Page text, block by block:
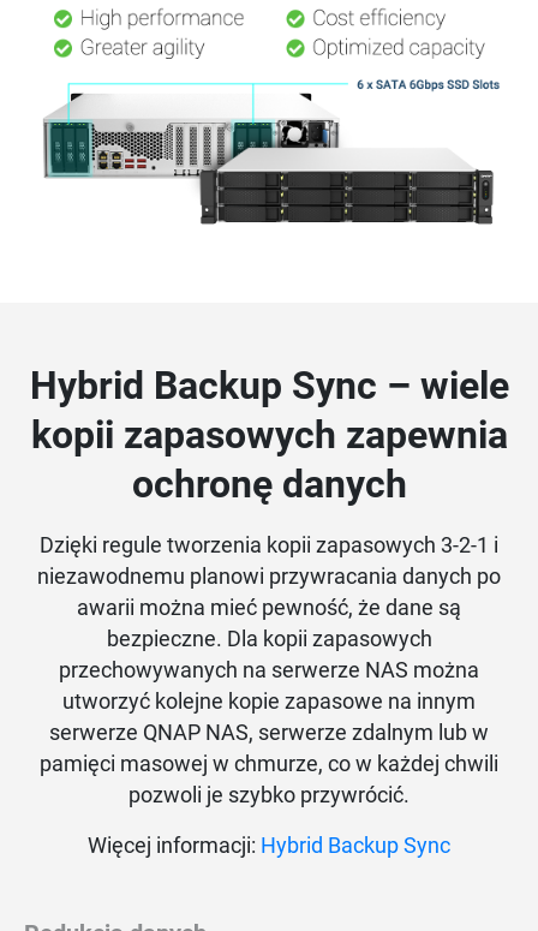
Hybrid Backup Sync – wiele
kopii zapasowych zapewnia
ochronę danych
Dzięki regule tworzenia kopii zapasowych 3-2-1 i
niezawodnemu planowi przywracania danych po
awarii można mieć pewność, że dane są
bezpieczne. Dla kopii zapasowych
przechowywanych na serwerze NAS można
utworzyć kolejne kopie zapasowe na innym
serwerze QNAP NAS, serwerze zdalnym lub w
pamięci masowej w chmurze, co w każdej chwili
pozwoli je szybko przywrócić.
Więcej informacji: Hybrid Backup Sync